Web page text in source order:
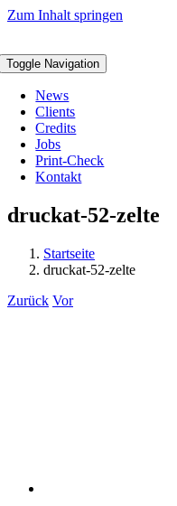
Zum Inhalt springen
Toggle Navigation
News
Clients
Credits
Jobs
Print-Check
Kontakt
druckat-52-zelte
Startseite
druckat-52-zelte
Zurück Vor